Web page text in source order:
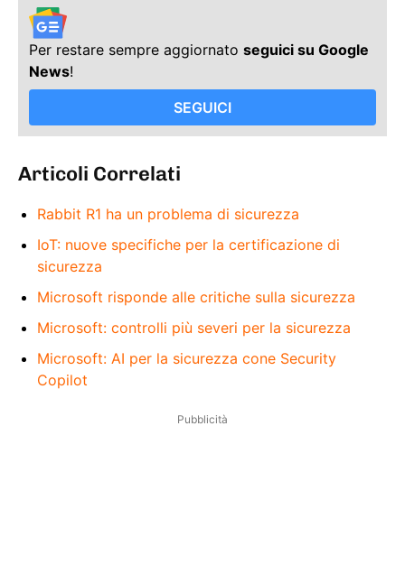
Per restare sempre aggiornato seguici su Google
News!
SEGUICI
Articoli Correlati
Rabbit R1 ha un problema di sicurezza
IoT: nuove specifiche per la certificazione di
sicurezza
Microsoft risponde alle critiche sulla sicurezza
Microsoft: controlli più severi per la sicurezza
Microsoft: AI per la sicurezza cone Security
Copilot
Pubblicità